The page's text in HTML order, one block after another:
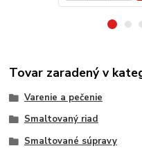
Tovar zaradený v
Varenie a pečenie
Smaltovaný riad
Smaltované súpravy